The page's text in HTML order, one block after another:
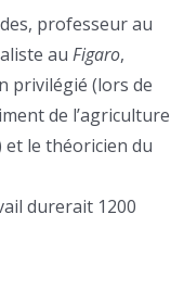
professeur au
auFigaro,
privilégié (lors de
de
et le théoricien du
durerait 1200